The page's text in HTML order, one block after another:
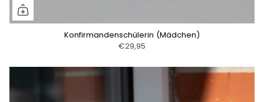
Konfirmandenschülerin (Mädchen)
€29,95